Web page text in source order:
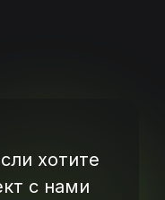
хотите
с нами